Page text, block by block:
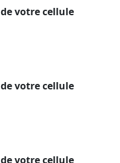
votre cellule
votre cellule
votre cellule